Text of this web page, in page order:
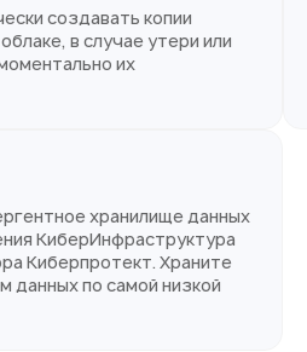
создавать копии
в случае утери или
их
хранилище данных
КиберИнфраструктура
Киберпротект. Храните
данных по самой низкой